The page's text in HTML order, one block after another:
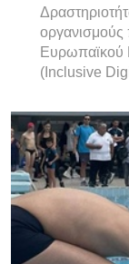
οργανισμούς
Ευρωπαϊκού
(Inclusive